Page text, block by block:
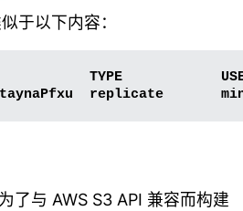
于以下内容：
TYPE
replicate
了与 AWS S3 API 兼容而构建